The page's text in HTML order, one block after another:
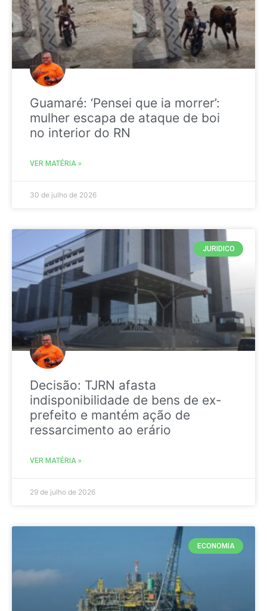
Guamaré: ‘Pensei que ia morrer’:
mulher escapa de ataque de boi
no interior do RN
VER MATÉRIA »
30 de julho de 2026
JURIDICO
Decisão: TJRN afasta
indisponibilidade de bens de ex-
prefeito e mantém ação de
ressarcimento ao erário
VER MATÉRIA »
29 de julho de 2026
ECONOMIA